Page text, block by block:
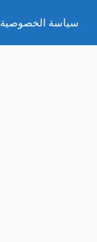
سياسة الخصوصية